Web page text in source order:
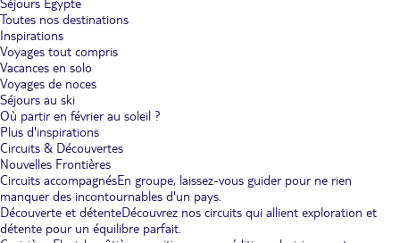
Séjours Egypte
Toutes nos destinations
Inspirations
Voyages tout compris
Vacances en solo
Voyages de noces
Séjours au ski
Où partir en février au soleil ?
Plus d'inspirations
Circuits & Découvertes
Nouvelles Frontières
Circuits accompagnésEn groupe, laissez-vous guider pour ne rien
manquer des incontournables d'un pays.
Découverte et détenteDécouvrez nos circuits qui allient exploration et
détente pour un équilibre parfait.